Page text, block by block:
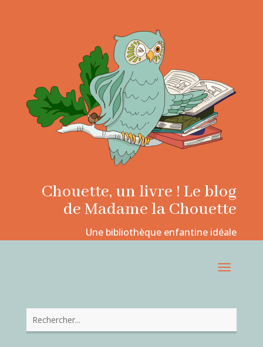
Chouette, un livre ! Le blog
de Madame la Chouette
Une bibliothèque enfantine idéale